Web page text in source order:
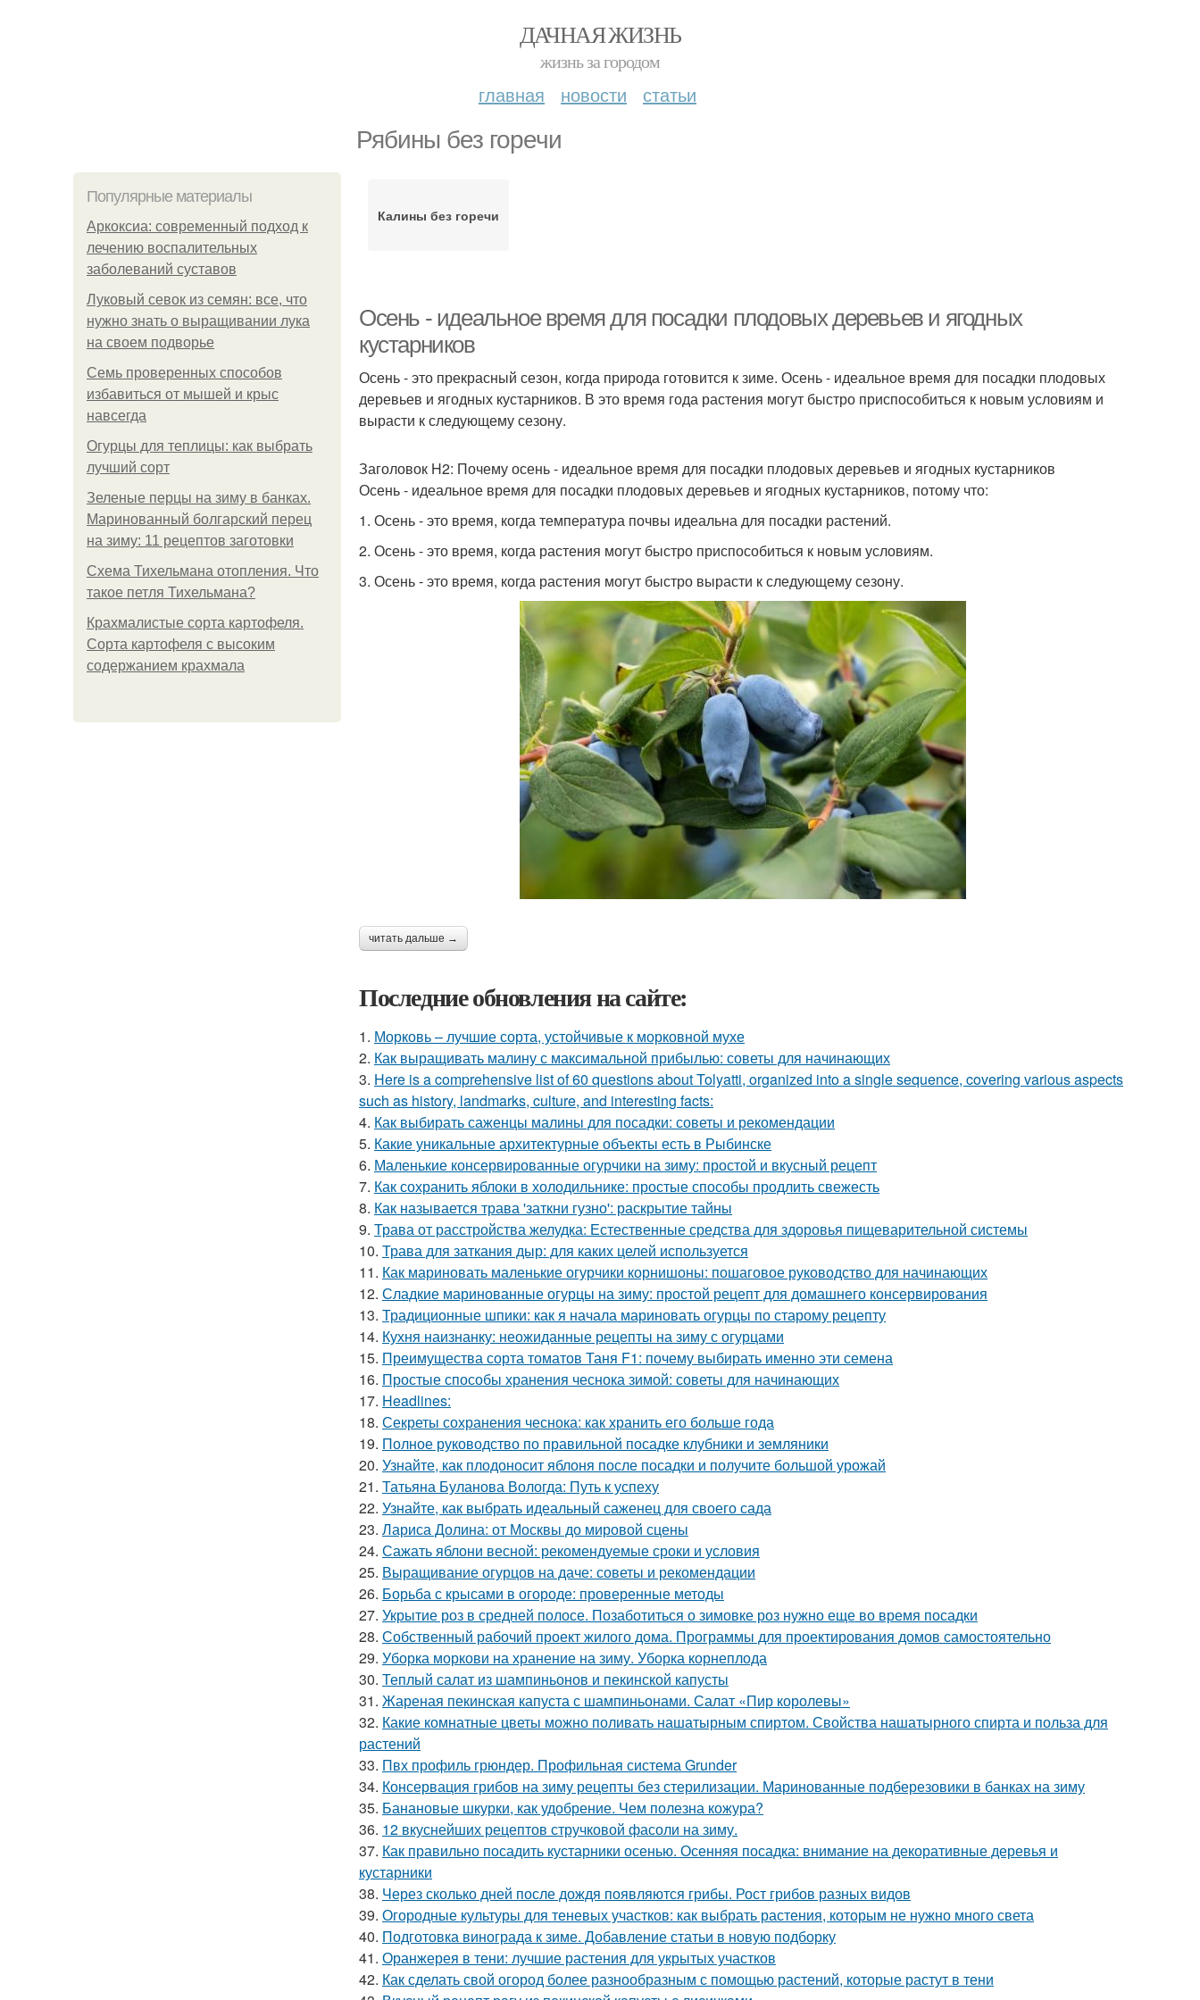
ДАЧНАЯ ЖИЗНЬ
жизнь за городом
главная новости статьи
Рябины без горечи
Популярные материалы
Аркоксиа: современный подход к
лечению воспалительных
заболеваний суставов
Луковый севок из семян: все, что
нужно знать о выращивании лука
на своем подворье
Семь проверенных способов
избавиться от мышей и крыс
навсегда
Огурцы для теплицы: как выбрать
лучший сорт
Зеленые перцы на зиму в банках.
Маринованный болгарский перец
на зиму: 11 рецептов заготовки
Схема Тихельмана отопления. Что
такое петля Тихельмана?
Крахмалистые сорта картофеля.
Сорта картофеля с высоким
содержанием крахмала
Калины без горечи
Осень - идеальное время для посадки плодовых деревьев и ягодных
кустарников
Осень - это прекрасный сезон, когда природа готовится к зиме. Осень - идеальное время для посадки плодовых
деревьев и ягодных кустарников. В это время года растения могут быстро приспособиться к новым условиям и
вырасти к следующему сезону.
Заголовок H2: Почему осень - идеальное время для посадки плодовых деревьев и ягодных кустарников
Осень - идеальное время для посадки плодовых деревьев и ягодных кустарников, потому что:
1. Осень - это время, когда температура почвы идеальна для посадки растений.
2. Осень - это время, когда растения могут быстро приспособиться к новым условиям.
3. Осень - это время, когда растения могут быстро вырасти к следующему сезону.
читать дальше →
Последние обновления на сайте:
1. Морковь – лучшие сорта, устойчивые к морковной мухе
2. Как выращивать малину с максимальной прибылью: советы для начинающих
3. Here is a comprehensive list of 60 questions about Tolyatti, organized into a single sequence, covering various aspects
such as history, landmarks, culture, and interesting facts:
4. Как выбирать саженцы малины для посадки: советы и рекомендации
5. Какие уникальные архитектурные объекты есть в Рыбинске
6. Маленькие консервированные огурчики на зиму: простой и вкусный рецепт
7. Как сохранить яблоки в холодильнике: простые способы продлить свежесть
8. Как называется трава 'заткни гузно': раскрытие тайны
9. Трава от расстройства желудка: Естественные средства для здоровья пищеварительной системы
10. Трава для заткания дыр: для каких целей используется
11. Как мариновать маленькие огурчики корнишоны: пошаговое руководство для начинающих
12. Сладкие маринованные огурцы на зиму: простой рецепт для домашнего консервирования
13. Традиционные шпики: как я начала мариновать огурцы по старому рецепту
14. Кухня наизнанку: неожиданные рецепты на зиму с огурцами
15. Преимущества сорта томатов Таня F1: почему выбирать именно эти семена
16. Простые способы хранения чеснока зимой: советы для начинающих
17. Headlines:
18. Секреты сохранения чеснока: как хранить его больше года
19. Полное руководство по правильной посадке клубники и земляники
20. Узнайте, как плодоносит яблоня после посадки и получите большой урожай
21. Татьяна Буланова Вологда: Путь к успеху
22. Узнайте, как выбрать идеальный саженец для своего сада
23. Лариса Долина: от Москвы до мировой сцены
24. Сажать яблони весной: рекомендуемые сроки и условия
25. Выращивание огурцов на даче: советы и рекомендации
26. Борьба с крысами в огороде: проверенные методы
27. Укрытие роз в средней полосе. Позаботиться о зимовке роз нужно еще во время посадки
28. Собственный рабочий проект жилого дома. Программы для проектирования домов самостоятельно
29. Уборка моркови на хранение на зиму. Уборка корнеплода
30. Теплый салат из шампиньонов и пекинской капусты
31. Жареная пекинская капуста с шампиньонами. Салат «Пир королевы»
32. Какие комнатные цветы можно поливать нашатырным спиртом. Свойства нашатырного спирта и польза для
растений
33. Пвх профиль грюндер. Профильная система Grunder
34. Консервация грибов на зиму рецепты без стерилизации. Маринованные подберезовики в банках на зиму
35. Банановые шкурки, как удобрение. Чем полезна кожура?
36. 12 вкуснейших рецептов стручковой фасоли на зиму.
37. Как правильно посадить кустарники осенью. Осенняя посадка: внимание на декоративные деревья и
кустарники
38. Через сколько дней после дождя появляются грибы. Рост грибов разных видов
39. Огородные культуры для теневых участков: как выбрать растения, которым не нужно много света
40. Подготовка винограда к зиме. Добавление статьи в новую подборку
41. Оранжерея в тени: лучшие растения для укрытых участков
42. Как сделать свой огород более разнообразным с помощью растений, которые растут в тени